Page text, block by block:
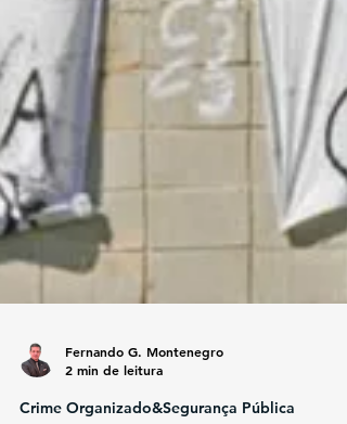
2 min de leitura